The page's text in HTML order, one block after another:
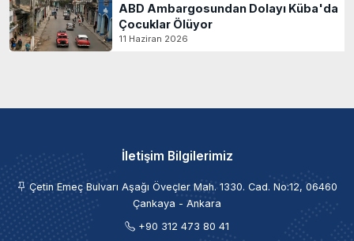
ABD Ambargosundan Dolayı Küba'da
Çocuklar Ölüyor
11 Haziran 2026
İletişim Bilgilerimiz
Çetin Emeç Bulvarı Aşağı Öveçler Mah. 1330. Cad. No:12, 06460
Çankaya - Ankara
+90 312 473 80 41